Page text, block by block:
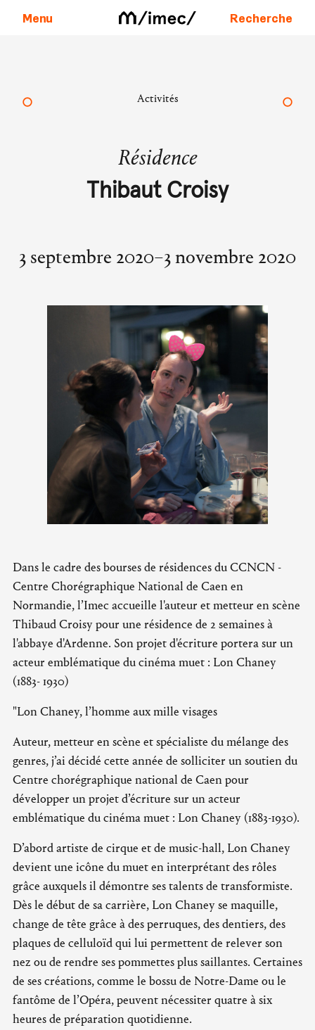
Menu Recherche
Activités
Résidence
Thibaut Croisy
3 septembre 2020–3 novembre 2020
Dans le cadre des bourses de résidences du CCNCN -
Centre Chorégraphique National de Caen en
Normandie, l’Imec accueille l'auteur et metteur en scène
Thibaud Croisy pour une résidence de 2 semaines à
l'abbaye d'Ardenne. Son projet d'écriture portera sur un
acteur emblématique du cinéma muet : Lon Chaney
(1883- 1930)
"Lon Chaney, l’homme aux mille visages
Auteur, metteur en scène et spécialiste du mélange des
genres, j’ai décidé cette année de solliciter un soutien du
Centre chorégraphique national de Caen pour
développer un projet d’écriture sur un acteur
emblématique du cinéma muet : Lon Chaney (1883-1930).
D’abord artiste de cirque et de music-hall, Lon Chaney
devient une icône du muet en interprétant des rôles
grâce auxquels il démontre ses talents de transformiste.
Dès le début de sa carrière, Lon Chaney se maquille,
change de tête grâce à des perruques, des dentiers, des
plaques de celluloïd qui lui permettent de relever son
nez ou de rendre ses pommettes plus saillantes. Certaines
de ses créations, comme le bossu de Notre-Dame ou le
fantôme de l’Opéra, peuvent nécessiter quatre à six
heures de préparation quotidienne.